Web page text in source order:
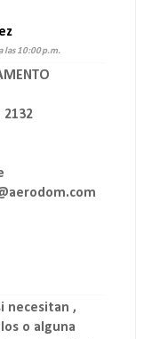
las 10:00 p.m.
2132
necesitan ,
o alguna